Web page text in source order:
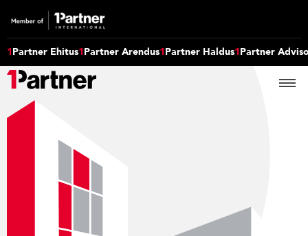
1Partner Ehitus1Partner Arendus1Partner Haldus1Partner